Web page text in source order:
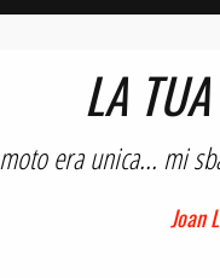
LA
era unica... mi
Joan